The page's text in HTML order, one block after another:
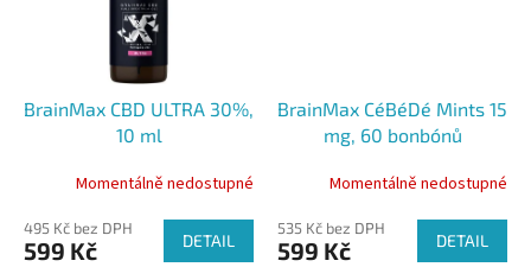
BrainMax CBD ULTRA 30%,
10 ml
Momentálně nedostupné
495 Kč bez DPH
599 Kč DETAIL
BrainMax CéBéDé Mints 15
mg, 60 bonbónů
Momentálně nedostupné
535 Kč bez DPH
599 Kč DETAIL